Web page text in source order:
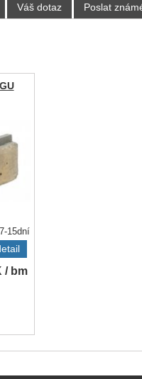
Váš dotaz Poslat
15dní
/ bm